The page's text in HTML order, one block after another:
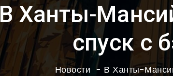
В Ханты-
спуск с
Новости В Ханты-